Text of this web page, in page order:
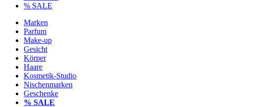
% SALE
Marken
Parfum
Make-up
Gesicht
Körper
Haare
Kosmetik-Studio
Nischenmarken
Geschenke
% SALE